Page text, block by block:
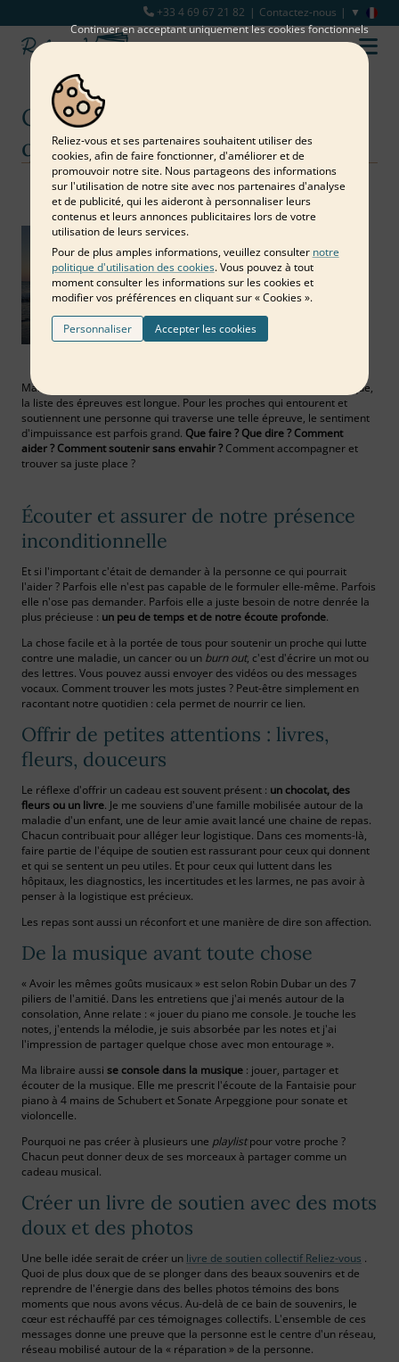
+33 4 69 67 21 82 Contactez-nous
Comment consoler un proche
qui souffre ?
Notre blog Famille et amis Comment consoler un proche qui souffre ?
Maladie,
, deuil, blessure, traumatisme, dépression climatique,
la liste des épreuves est longue. Pour les proches qui entourent et
soutiennent une personne qui traverse une telle épreuve, le sentiment
d'impuissance est parfois grand. Que faire ? Que dire ? Comment
aider ? Comment soutenir sans envahir ? Comment accompagner et
trouver sa juste place ?
Écouter et assurer de notre présence
inconditionnelle
Et si l'important c'était de demander à la personne ce qui pourrait
l'aider ? Parfois elle n'est pas capable de le formuler elle-même. Parfois
elle n'ose pas demander. Parfois elle a juste besoin de notre denrée la
plus précieuse : un peu de temps et de notre écoute profonde.
La chose facile et à la portée de tous pour soutenir un proche qui lutte
contre une maladie, un cancer ou un burn out, c'est d'écrire un mot ou
des lettres. Vous pouvez aussi envoyer des vidéos ou des messages
vocaux. Comment trouver les mots justes ? Peut-être simplement en
racontant notre quotidien : cela permet de nourrir ce lien.
Offrir de petites attentions : livres,
fleurs, douceurs
Le réflexe d'offrir un cadeau est souvent présent : un chocolat, des
fleurs ou un livre. Je me souviens d'une famille mobilisée autour de la
maladie d'un enfant, une de leur amie avait lancé une chaine de repas.
Chacun contribuait pour alléger leur logistique. Dans ces moments-là,
faire partie de l'équipe de soutien est rassurant pour ceux qui donnent
et qui se sentent un peu utiles. Et pour ceux qui luttent dans les
hôpitaux, les diagnostics, les incertitudes et les larmes, ne pas avoir à
penser à la logistique est précieux.
Les repas sont aussi un réconfort et une manière de dire son affection.
De la musique avant toute chose
« Avoir les mêmes goûts musicaux » est selon Robin Dubar un des 7
piliers de l'amitié. Dans les entretiens que j'ai menés autour de la
consolation, Anne relate : « jouer du piano me console. Je touche les
notes, j'entends la mélodie, je suis absorbée par les notes et j'ai
l'impression de partager quelque chose avec mon entourage ».
Ma libraire aussi se console dans la musique : jouer, partager et
écouter de la musique. Elle me prescrit l'écoute de la Fantaisie pour
piano à 4 mains de Schubert et Sonate Arpeggione pour sonate et
violoncelle.
Pourquoi ne pas créer à plusieurs une playlistpour votre proche ?
Chacun peut donner deux de ses morceaux à partager comme un
cadeau musical.
Créer un livre de soutien avec des mots
doux et des photos
Une belle idée serait de créer un livre de soutien collectif Reliez-vous .
Quoi de plus doux que de se plonger dans des beaux souvenirs et de
reprendre de l'énergie dans des belles photos témoins des bons
moments que nous avons vécus. Au-delà de ce bain de souvenirs, le
cœur est réchauffé par ces témoignages collectifs. L'ensemble de ces
messages donne une preuve que la personne est le centre d'un réseau,
réseau mobilisé autour de la « réparation » de la personne.
Continuer en acceptant uniquement les cookies fonctionnels
Reliez‑vous et ses partenaires souhaitent utiliser des
cookies, afin de faire fonctionner, d'améliorer et de
promouvoir notre site. Nous partageons des informations
sur l'utilisation de notre site avec nos partenaires d'analyse
et de publicité, qui les aideront à personnaliser leurs
contenus et leurs annonces publicitaires lors de votre
utilisation de leurs services.
Pour de plus amples informations, veuillez consulter notre
politique d'utilisation des cookies. Vous pouvez à tout
moment consulter les informations sur les cookies et
modifier vos préférences en cliquant sur « Cookies ».
Personnaliser Accepter les cookies